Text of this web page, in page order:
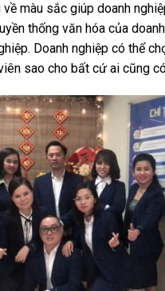
màu sắc giúp doanh
thống văn hóa của
Doanh nghiệp có thể
sao cho bất cứ ai cũng